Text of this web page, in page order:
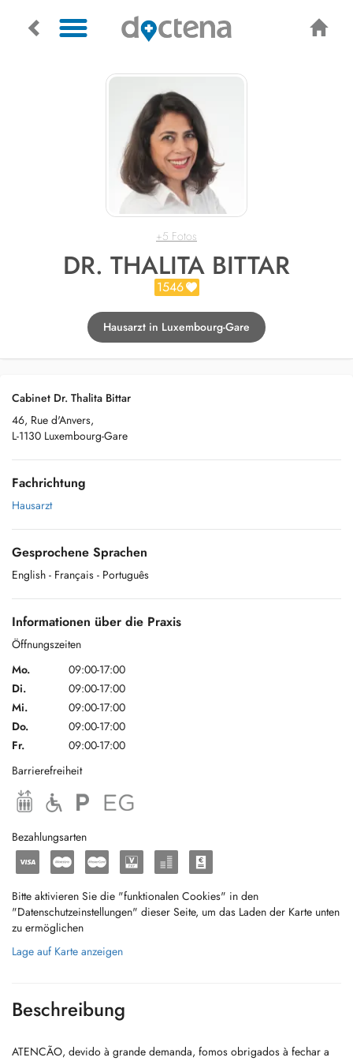
+5 Fotos
DR. THALITA BITTAR
1546
Hausarzt in Luxembourg-Gare
Cabinet Dr. Thalita Bittar
46, Rue d'Anvers,
L-1130 Luxembourg-Gare
Fachrichtung
Hausarzt
Gesprochene Sprachen
English - Français - Português
Informationen über die Praxis
Öffnungszeiten
Mo.
09:00-17:00
Di.
09:00-17:00
Mi.
09:00-17:00
Do.
09:00-17:00
Fr.
09:00-17:00
Barrierefreiheit
Bezahlungsarten
Bitte aktivieren Sie die "funktionalen Cookies" in den
"Datenschutzeinstellungen" dieser Seite, um das Laden der Karte unten
zu ermöglichen
Lage auf Karte anzeigen
Beschreibung
ATENCÃO, devido à grande demanda, fomos obrigados à fechar a